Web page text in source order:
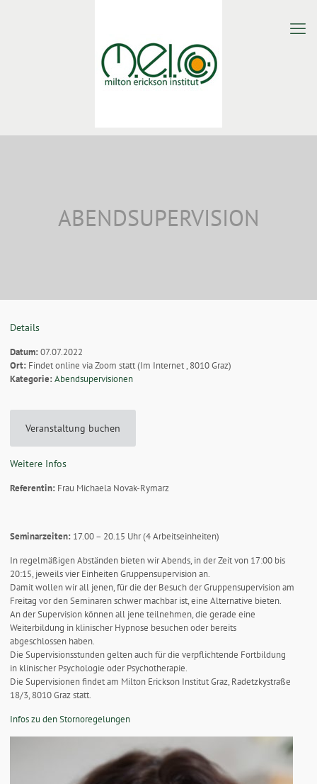
ABENDSUPERVISION
Details
Datum:07.07.2022
Ort: Findet online via Zoom statt (Im Internet , 8010 Graz)
Kategorie:Abendsupervisionen
Veranstaltung buchen
Weitere Infos
Referentin: Frau Michaela Novak-Rymarz
Seminarzeiten: 17.00 – 20.15 Uhr (4 Arbeitseinheiten)
In regelmäßigen Abständen bieten wir Abends, in der Zeit von 17:00 bis
20:15, jeweils vier Einheiten Gruppensupervision an.
Damit wollen wir all jenen, für die der Besuch der Gruppensupervision am
Freitag vor den Seminaren schwer machbar ist, eine Alternative bieten.
An der Supervision können all jene teilnehmen, die gerade eine
Weiterbildung in klinischer Hypnose besuchen oder bereits
abgeschlossen haben.
Die Supervisionsstunden gelten auch für die verpflichtende Fortbildung
in klinischer Psychologie oder Psychotherapie.
Die Supervisionen findet am Milton Erickson Institut Graz, Radetzkystraße
18/3, 8010 Graz statt.
Infos zu den Stornoregelungen